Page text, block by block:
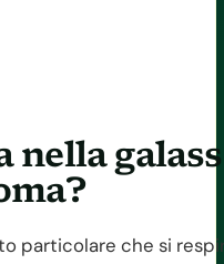
nella
particolare che si